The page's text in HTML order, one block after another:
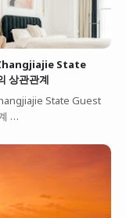
State
상관관계
State Guest
…